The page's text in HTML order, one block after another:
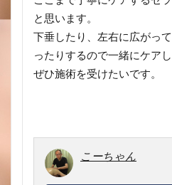
と思います。
下垂したり、左右に広がっ
ったりするので一緒にケアし
ぜひ施術を受けたいです。
こーちゃん